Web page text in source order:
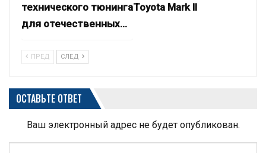
технического тюнинга
для отечественных…
Toyota Mark II
ПРЕД СЛЕД
ОСТАВЬТЕ ОТВЕТ
Ваш электронный адрес не будет опубликован.